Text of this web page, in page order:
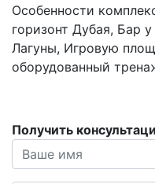
Особенности
горизонт Дубая, Бар
Лагуны, Игровую
оборудованный
Получить